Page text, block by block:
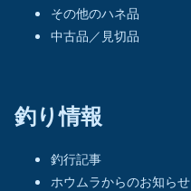
その他のハネ品
中古品／見切品
釣り情報
釣行記事
ホウムラからのお知らせ